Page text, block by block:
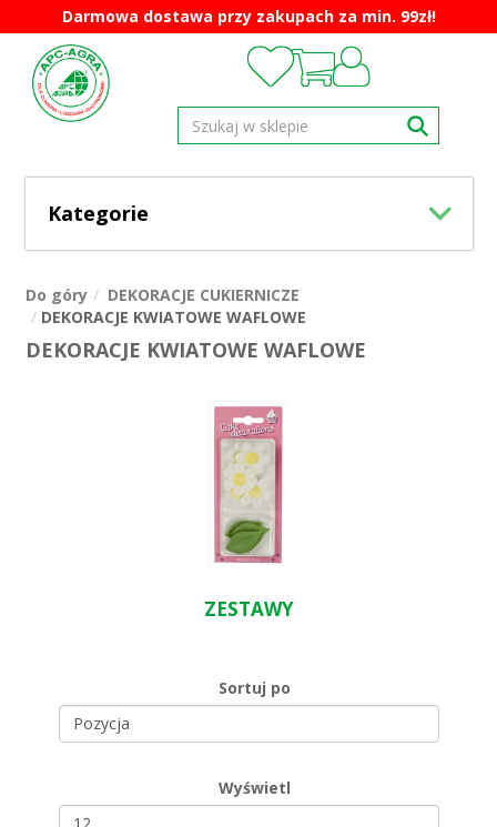
Darmowa dostawa przy zakupach za min. 99zł!
Kategorie
Do góry
DEKORACJE CUKIERNICZE
DEKORACJE KWIATOWE WAFLOWE
DEKORACJE KWIATOWE WAFLOWE
ZESTAWY
Sortuj po
Wyświetl